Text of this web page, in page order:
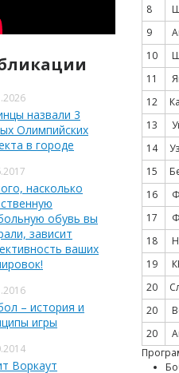
назвали 3
Олимпийских
в городе
насколько
обувь вы
зависит
ваших
– история и
игры
Воркаут
8
9
10
11
12
13
14
15
16
17
18
19
20
20
20